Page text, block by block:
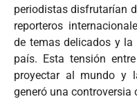
periodistas disfrutarían
reporteros
de temas delicados y la
país. Esta tensión
proyectar al mundo y
generó una controversia